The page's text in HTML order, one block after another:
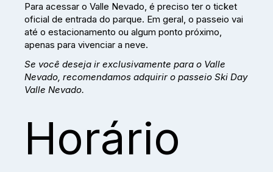
Para acessar o Valle Nevado, é preciso ter o ticket
oficial de entrada do parque. Em geral, o passeio vai
até o estacionamento ou algum ponto próximo,
apenas para vivenciar a neve.
Se você deseja ir exclusivamente para o Valle
Nevado, recomendamos adquirir o passeio Ski Day
Valle Nevado.
Horário